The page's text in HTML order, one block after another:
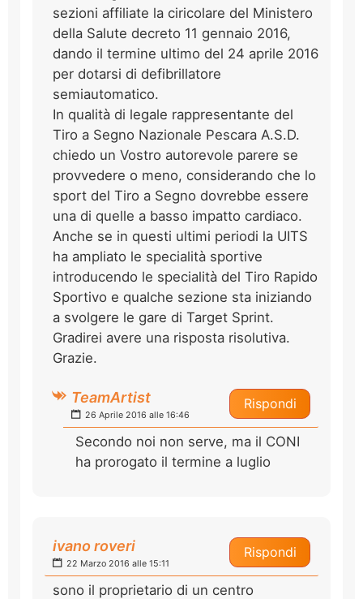
sezioni affiliate la ciricolare del Ministero
della Salute decreto 11 gennaio 2016,
dando il termine ultimo del 24 aprile 2016
per dotarsi di defibrillatore
semiautomatico.
In qualità di legale rappresentante del
Tiro a Segno Nazionale Pescara A.S.D.
chiedo un Vostro autorevole parere se
provvedere o meno, considerando che lo
sport del Tiro a Segno dovrebbe essere
una di quelle a basso impatto cardiaco.
Anche se in questi ultimi periodi la UITS
ha ampliato le specialità sportive
introducendo le specialità del Tiro Rapido
Sportivo e qualche sezione sta iniziando
a svolgere le gare di Target Sprint.
Gradirei avere una risposta risolutiva.
Grazie.
Rispondi
TeamArtist
26 Aprile 2016 alle 16:46
Secondo noi non serve, ma il CONI
ha prorogato il termine a luglio
Rispondi
ivano roveri
22 Marzo 2016 alle 15:11
sono il proprietario di un centro